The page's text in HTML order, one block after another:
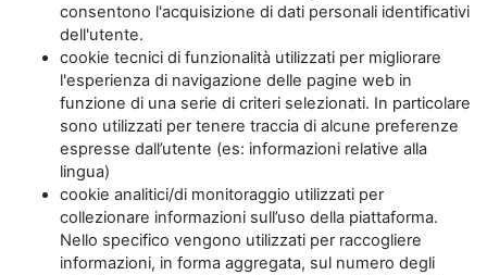
consentono l'acquisizione di dati personali identificativi
dell'utente.
cookie tecnici di funzionalità utilizzati per migliorare
l'esperienza di navigazione delle pagine web in
funzione di una serie di criteri selezionati. In particolare
sono utilizzati per tenere traccia di alcune preferenze
espresse dall’utente (es: informazioni relative alla
lingua)
cookie analitici/di monitoraggio utilizzati per
collezionare informazioni sull’uso della piattaforma.
Nello specifico vengono utilizzati per raccogliere
informazioni, in forma aggregata, sul numero degli